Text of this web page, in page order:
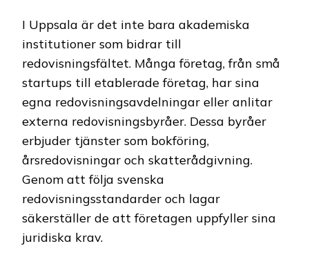
I Uppsala är det inte bara akademiska
institutioner som bidrar till
redovisningsfältet. Många företag, från små
startups till etablerade företag, har sina
egna redovisningsavdelningar eller anlitar
externa redovisningsbyråer. Dessa byråer
erbjuder tjänster som bokföring,
årsredovisningar och skatterådgivning.
Genom att följa svenska
redovisningsstandarder och lagar
säkerställer de att företagen uppfyller sina
juridiska krav.